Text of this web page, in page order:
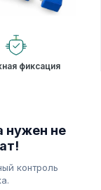
фиксация
нужен не
контроль